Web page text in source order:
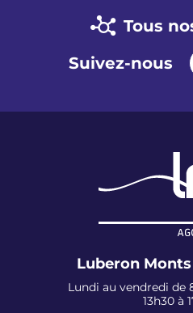
Tous
Suivez-nous
Luberon
Lundi au vendredi de
13h30 à